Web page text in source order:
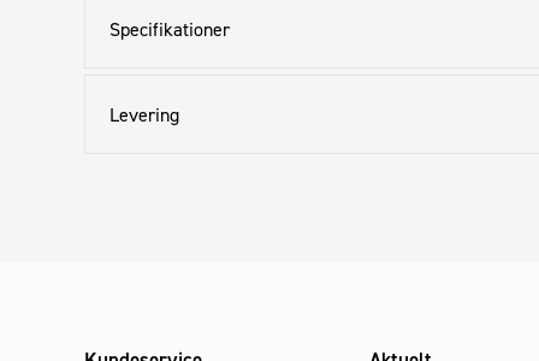
Specifikationer
Levering